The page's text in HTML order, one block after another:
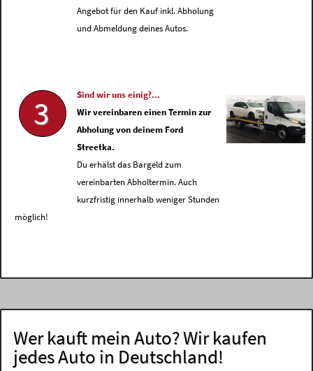
Angebot für den Kauf inkl. Abholung
und Abmeldung deines Autos.
3
Sind wir uns einig?...
Wir vereinbaren einen Termin zur
Abholung von deinem Ford
Streetka.
Du erhälst das Bargeld zum
vereinbarten Abholtermin. Auch
kurzfristig innerhalb weniger Stunden
möglich!
Wer kauft mein Auto? Wir kaufen
jedes Auto in Deutschland!